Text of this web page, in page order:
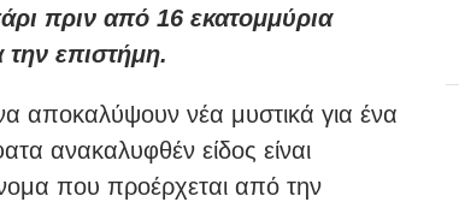
πριν από 16 εκατομμύρια
την επιστήμη.
αποκαλύψουν νέα μυστικά για ένα
ανακαλυφθέν είδος είναι
που προέρχεται από την